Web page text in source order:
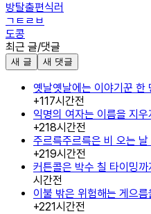
방탈출편식러
ㄱㅌㄹㅂ
도콩
최근 글/댓글
새 글 새 댓글
옛날옛날에는 이야기꾼 한
+117시간전
익명의 여자는 이름을 지
+218시간전
주르륵주르륵은 비 오는
+219시간전
커튼콜은 박수 칠 타이밍
시간전
이불 밖은 위험해는 게으
+221시간전